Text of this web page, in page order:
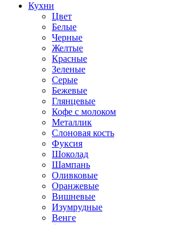
Кухни
Цвет
Белые
Черные
Желтые
Красные
Зеленые
Серые
Бежевые
Глянцевые
Кофе с молоком
Металлик
Слоновая кость
Фуксия
Шоколад
Шампань
Оливковые
Оранжевые
Вишневые
Изумрудные
Венге